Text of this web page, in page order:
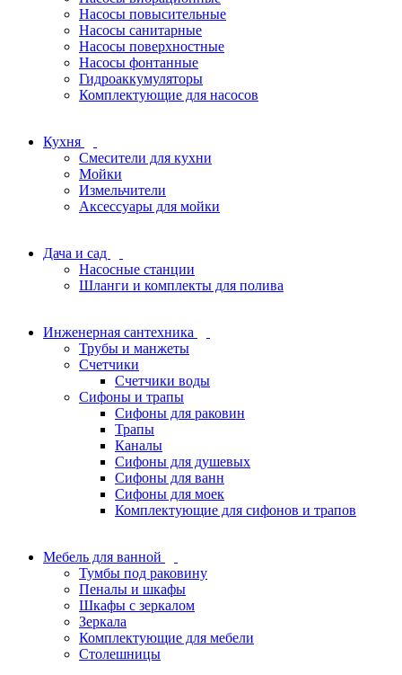
Насосы повысительные
Насосы санитарные
Насосы поверхностные
Насосы фонтанные
Гидроаккумуляторы
Комплектующие для насосов
Кухня
Смесители для кухни
Мойки
Измельчители
Аксессуары для мойки
Дача и сад
Насосные станции
Шланги и комплекты для полива
Инженерная сантехника
Трубы и манжеты
Счетчики
Счетчики воды
Сифоны и трапы
Сифоны для раковин
Трапы
Каналы
Сифоны для душевых
Сифоны для ванн
Сифоны для моек
Комплектующие для сифонов и трапов
Мебель для ванной
Тумбы под раковину
Пеналы и шкафы
Шкафы с зеркалом
Зеркала
Комплектующие для мебели
Столешницы